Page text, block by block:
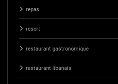
repas
resort
restaurant gastronomique
restaurant libanais